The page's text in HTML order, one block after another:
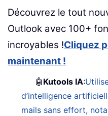
Découvrez le tout
Outlook avec 100+
incroyables !Cliquez
maintenant !
🤖 Kutools IA:
d’intelligence
mails sans effort,